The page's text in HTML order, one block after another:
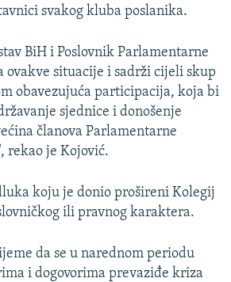
svakog kluba poslanika.
BiH i Poslovnik Parlamentarne
ovakve situacije i sadrži cijeli skup
obavezujuća participacija, koja bi
sjednice i donošenje
članova Parlamentarne
rekao je Kojović.
koju je donio prošireni Kolegij
ili pravnog karaktera.
da se u narednom periodu
i dogovorima prevaziđe kriza